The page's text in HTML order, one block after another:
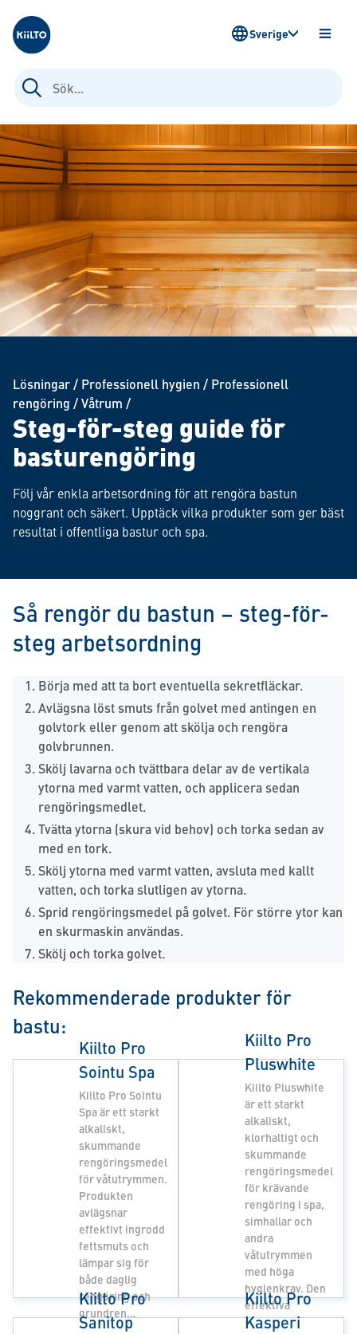
Kiilto Sweden
Sök
efter:
Sverige
Lösningar/ Professionell hygien / Professionell
rengöring /Våtrum /
Steg-för-steg guide för
basturengöring
Följ vår enkla arbetsordning för att rengöra bastun
noggrant och säkert. Upptäck vilka produkter som ger bäst
resultat i offentliga bastur och spa.
Så rengör du bastun – steg-för-
steg arbetsordning
Börja med att ta bort eventuella sekretfläckar.
Avlägsna löst smuts från golvet med antingen en
golvtork eller genom att skölja och rengöra
golvbrunnen.
Skölj lavarna och tvättbara delar av de vertikala
ytorna med varmt vatten, och applicera sedan
rengöringsmedlet.
Tvätta ytorna (skura vid behov) och torka sedan av
med en tork.
Skölj ytorna med varmt vatten, avsluta med kallt
vatten, och torka slutligen av ytorna.
Sprid rengöringsmedel på golvet. För större ytor kan
en skurmaskin användas.
Skölj och torka golvet.
Rekommenderade produkter för
bastu:
Kiilto Pro
Sointu Spa
Kiilto Pro Sointu
Spa är ett starkt
alkaliskt,
skummande
rengöringsmedel
för våtutrymmen.
Produkten
avlägsnar
effektivt ingrodd
fettsmuts och
lämpar sig för
både daglig
rengöring och
grundren…
Kiilto Pro
Pluswhite
Kiilto Pluswhite
är ett starkt
alkaliskt,
klorhaltigt och
skummande
rengöringsmedel
för krävande
rengöring i spa,
simhallar och
andra
våtutrymmen
med höga
hygienkrav. Den
effektiva
formuleringe…
Kiilto Pro
Sanitop
Kiilto Pro
Kasperi